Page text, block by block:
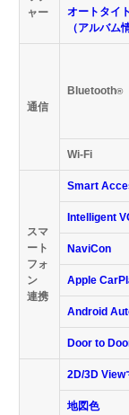
ャー
オートタイ
（アルバム
通信
Bluetooth®
Wi-Fi
スマ
ート
フォ
ン
連携
Smart
Intelligent
NaviCon
Apple
Android
Door to
2D/3D View
地図色